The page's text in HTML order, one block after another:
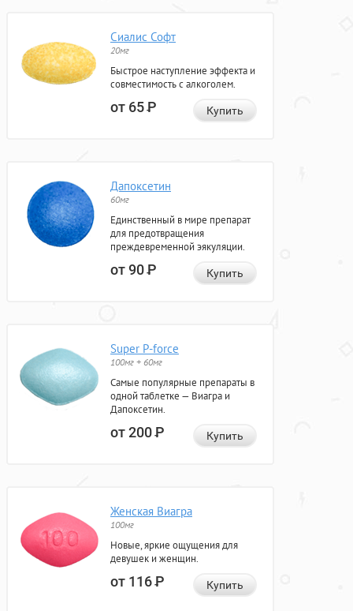
Сиалис Софт
20мг
Быстрое наступление эффекта и
совместимость с алкоголем.
от 65Р Купить
Дапоксетин
60мг
Единственный в мире препарат
для предотвращения
преждевременной эякуляции.
от 90Р Купить
Super P-force
100мг + 60мг
Самые популярные препараты в
одной таблетке — Виагра и
Дапоксетин.
от 200Р Купить
Женская Виагра
100мг
Новые, яркие ощущения для
девушек и женщин.
от 116Р Купить